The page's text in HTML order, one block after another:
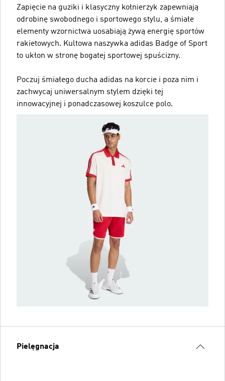
Zapięcie na guziki i klasyczny kołnierzyk zapewniają
odrobinę swobodnego i sportowego stylu, a śmiałe
elementy wzornictwa uosabiają żywą energię sportów
rakietowych. Kultowa naszywka adidas Badge of Sport
to ukłon w stronę bogatej sportowej spuścizny.
Poczuj śmiałego ducha adidas na korcie i poza nim i
zachwycaj uniwersalnym stylem dzięki tej
innowacyjnej i ponadczasowej koszulce polo.
Pielęgnacja